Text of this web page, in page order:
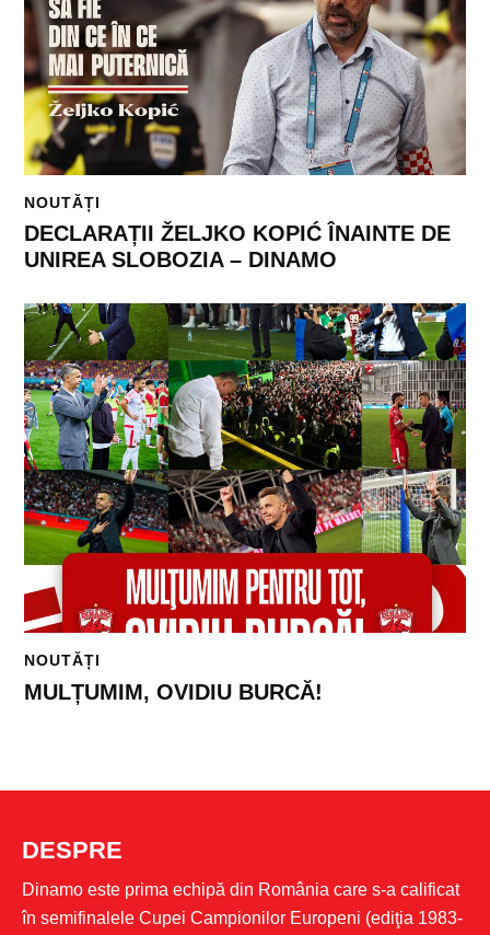
NOUTĂȚI
DECLARAȚII ŽELJKO KOPIĆ ÎNAINTE DE
UNIREA SLOBOZIA – DINAMO
NOUTĂȚI
MULȚUMIM, OVIDIU BURCĂ!
DESPRE
Dinamo este prima echipă din România care s-a calificat
în semifinalele Cupei Campionilor Europeni (ediţia 1983-